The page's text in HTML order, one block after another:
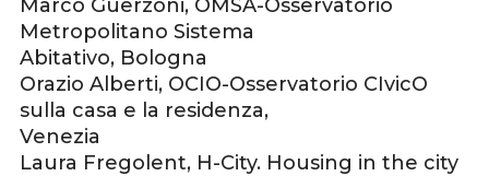
Marco Guerzoni, OMSA-Osservatorio
Metropolitano Sistema
Abitativo, Bologna
Orazio Alberti, OCIO-Osservatorio CIvicO
sulla casa e la residenza,
Venezia
Laura Fregolent, H-City. Housing in the city